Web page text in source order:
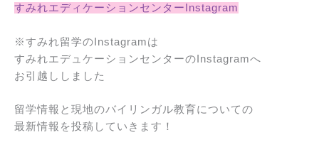
すみれエディケーションセンターInstagram
※すみれ留学のInstagramは
すみれエデュケーションセンターのInstagramへ
お引越ししました
留学情報と現地のバイリンガル教育についての
最新情報を投稿していきます！